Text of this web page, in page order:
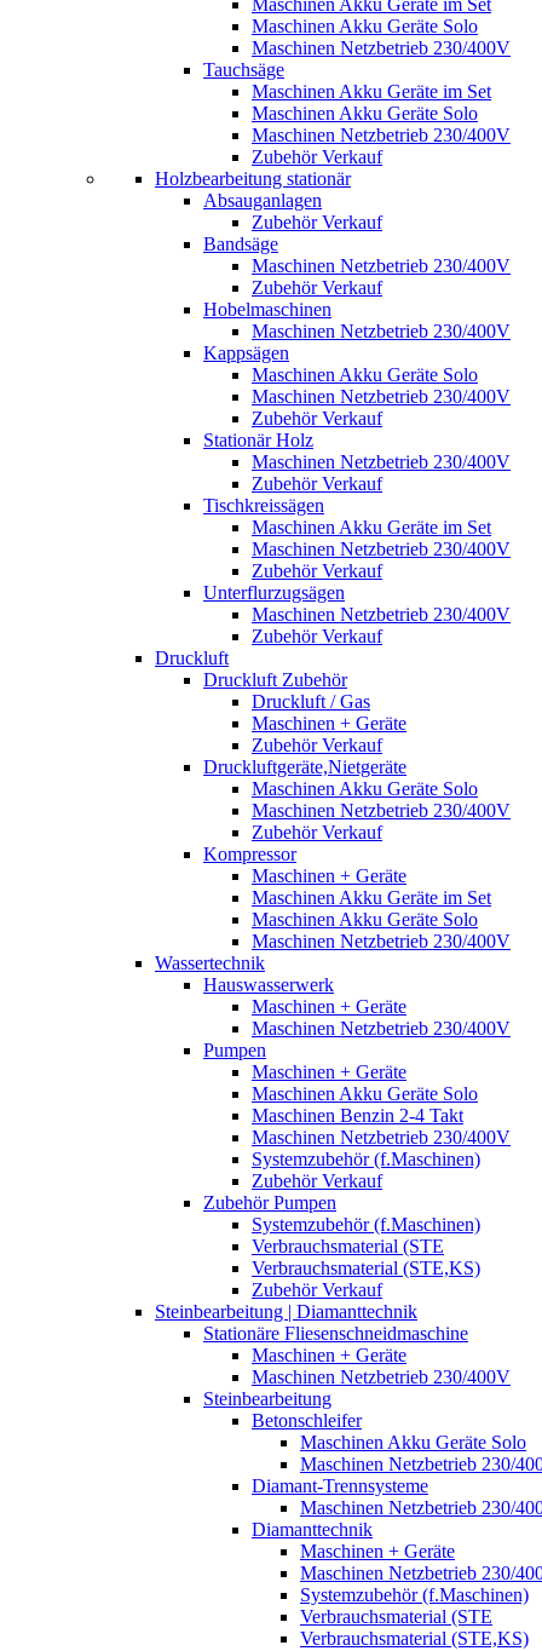
Maschinen Akku Geräte im Set
Maschinen Akku Geräte Solo
Maschinen Netzbetrieb 230/400V
Tauchsäge
Maschinen Akku Geräte im Set
Maschinen Akku Geräte Solo
Maschinen Netzbetrieb 230/400V
Zubehör Verkauf
Holzbearbeitung stationär
Absauganlagen
Zubehör Verkauf
Bandsäge
Maschinen Netzbetrieb 230/400V
Zubehör Verkauf
Hobelmaschinen
Maschinen Netzbetrieb 230/400V
Kappsägen
Maschinen Akku Geräte Solo
Maschinen Netzbetrieb 230/400V
Zubehör Verkauf
Stationär Holz
Maschinen Netzbetrieb 230/400V
Zubehör Verkauf
Tischkreissägen
Maschinen Akku Geräte im Set
Maschinen Netzbetrieb 230/400V
Zubehör Verkauf
Unterflurzugsägen
Maschinen Netzbetrieb 230/400V
Zubehör Verkauf
Druckluft
Druckluft Zubehör
Druckluft / Gas
Maschinen + Geräte
Zubehör Verkauf
Druckluftgeräte,Nietgeräte
Maschinen Akku Geräte Solo
Maschinen Netzbetrieb 230/400V
Zubehör Verkauf
Kompressor
Maschinen + Geräte
Maschinen Akku Geräte im Set
Maschinen Akku Geräte Solo
Maschinen Netzbetrieb 230/400V
Wassertechnik
Hauswasserwerk
Maschinen + Geräte
Maschinen Netzbetrieb 230/400V
Pumpen
Maschinen + Geräte
Maschinen Akku Geräte Solo
Maschinen Benzin 2-4 Takt
Maschinen Netzbetrieb 230/400V
Systemzubehör (f.Maschinen)
Zubehör Verkauf
Zubehör Pumpen
Systemzubehör (f.Maschinen)
Verbrauchsmaterial (STE
Verbrauchsmaterial (STE,KS)
Zubehör Verkauf
Steinbearbeitung | Diamanttechnik
Stationäre Fliesenschneidmaschine
Maschinen + Geräte
Maschinen Netzbetrieb 230/400V
Steinbearbeitung
Betonschleifer
Maschinen Akku Geräte Solo
Maschinen Netzbetrieb 230/
Diamant-Trennsysteme
Maschinen Netzbetrieb 230/
Diamanttechnik
Maschinen + Geräte
Maschinen Netzbetrieb 230/
Systemzubehör (f.Maschinen)
Verbrauchsmaterial (STE
Verbrauchsmaterial (STE,KS)